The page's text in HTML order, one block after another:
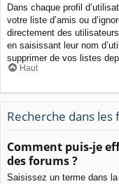
Dans chaque profil
votre liste d’amis ou
directement des
en saisissant leur nom
supprimer de vos listes
Haut
Recherche dans les
Comment puis-je
des forums ?
Saisissez un terme dans